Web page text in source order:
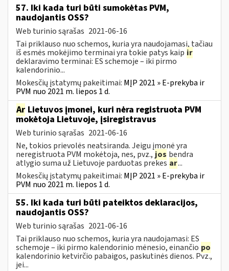
57. Iki kada turi būti sumokėtas PVM,
naudojantis OSS?
Web turinio sąrašas 2021-06-16
Tai priklauso nuo schemos, kuria yra naudojamasi, tačiau
iš esmės mokėjimo terminai yra tokie patys kaip ir
deklaravimo terminai: ES schemoje – iki pirmo
kalendorinio...
Mokesčių įstatymų pakeitimai: MĮP 2021 » E-prekyba ir
PVM nuo 2021 m. liepos 1 d.
Ar Lietuvos įmonei, kuri nėra registruota PVM
mokėtoja Lietuvoje, įsiregistravus
Web turinio sąrašas 2021-06-16
Ne, tokios prievolės neatsiranda. Jeigu įmonė yra
neregistruota PVM mokėtoja, nes, pvz., jos bendra
atlygio suma už Lietuvoje parduotas prekes ar...
Mokesčių įstatymų pakeitimai: MĮP 2021 » E-prekyba ir
PVM nuo 2021 m. liepos 1 d.
55. Iki kada turi būti pateiktos deklaracijos,
naudojantis OSS?
Web turinio sąrašas 2021-06-16
Tai priklauso nuo schemos, kuria yra naudojamasi: ES
schemoje – iki pirmo kalendorinio mėnesio, einančio po
kalendorinio ketvirčio pabaigos, paskutinės dienos. Pvz.,
jei...